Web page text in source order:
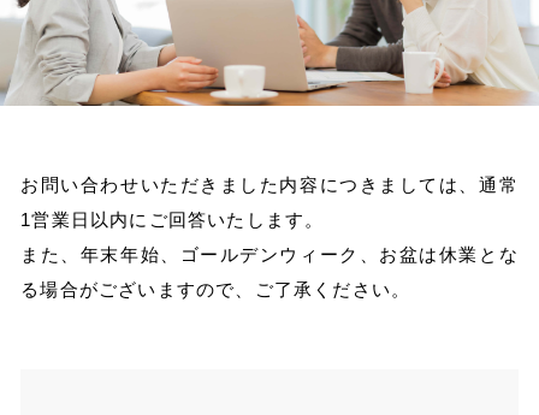
お問い合わせいただきました内容につきましては、通常
1営業日以内にご回答いたします。
また、年末年始、ゴールデンウィーク、お盆は休業とな
る場合がございますので、ご了承ください。